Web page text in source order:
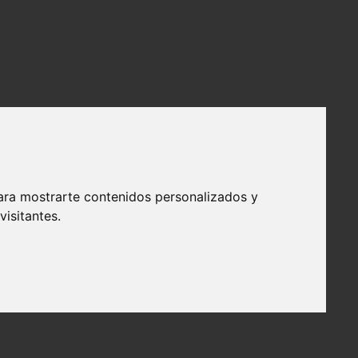
mostrarte contenidos personalizados y